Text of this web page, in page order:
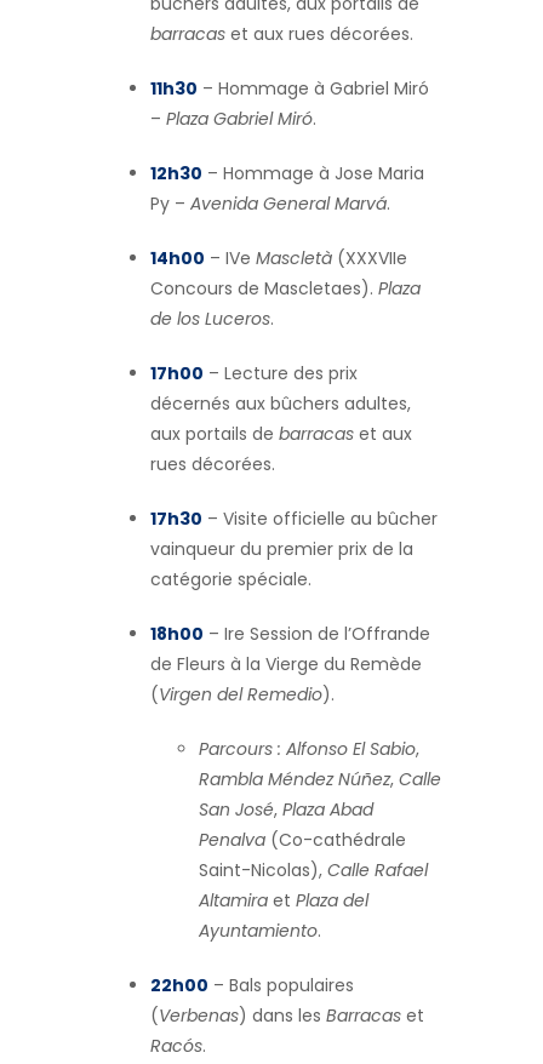
barracas et aux rues décorées.
11h30 – Hommage à Gabriel Miró
– Plaza Gabriel Miró.
12h30 – Hommage à Jose Maria
Py – Avenida General Marvá.
14h00 – IVe Mascletà (XXXVIIe
Concours de Mascletaes). Plaza
de los Luceros.
17h00 – Lecture des prix
décernés aux bûchers adultes,
aux portails de barracas et aux
rues décorées.
17h30 – Visite officielle au bûcher
vainqueur du premier prix de la
catégorie spéciale.
18h00 – Ire Session de l’Offrande
de Fleurs à la Vierge du Remède
(Virgen del Remedio).
Parcours : Alfonso El Sabio,
Rambla Méndez Núñez, Calle
San José, Plaza Abad
Penalva (Co-cathédrale
Saint-Nicolas), Calle Rafael
Altamira et Plaza del
Ayuntamiento.
22h00 – Bals populaires
(Verbenas) dans les Barracas et
Racós.